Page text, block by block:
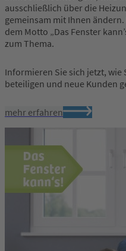
ausschließlich über die
gemeinsam mit Ihnen
dem Motto „Das Fenster
zum Thema.
Informieren Sie sich jetzt, wie
beteiligen und neue Kunden
mehr erfahren